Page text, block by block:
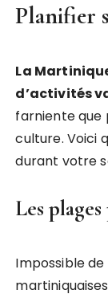
Planifier
La
d’activités
farniente que
culture. Voici
durant votre
Les
Impossible